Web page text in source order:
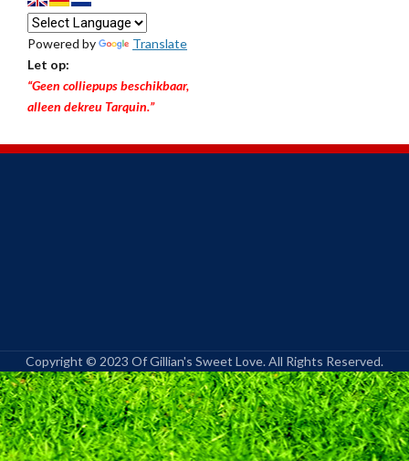
Powered by
Translate
Let op:
“Geen colliepups beschikbaar,
alleen dekreu Tarquin.”
Copyright © 2023 Of Gillian's Sweet Love. All Rights Reserved.